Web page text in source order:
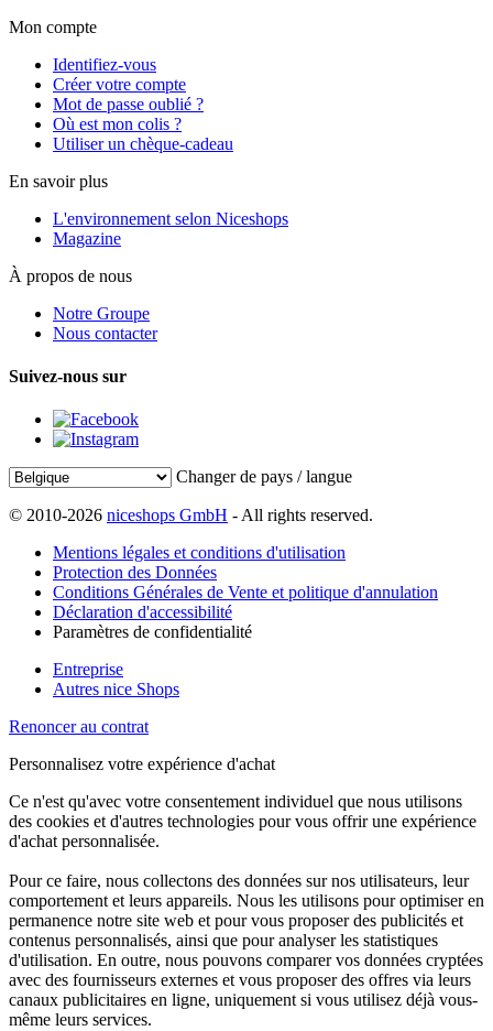
Mon compte
Identifiez-vous
Créer votre compte
Mot de passe oublié ?
Où est mon colis ?
Utiliser un chèque-cadeau
En savoir plus
L'environnement selon Niceshops
Magazine
À propos de nous
Notre Groupe
Nous contacter
Suivez-nous sur
Changer de pays / langue
© 2010-2026 niceshops GmbH - All rights reserved.
Mentions légales et conditions d'utilisation
Protection des Données
Conditions Générales de Vente et politique d'annulation
Déclaration d'accessibilité
Paramètres de confidentialité
Entreprise
Autres nice Shops
Renoncer au contrat
Personnalisez votre expérience d'achat
Ce n'est qu'avec votre consentement individuel que nous utilisons
des cookies et d'autres technologies pour vous offrir une expérience
d'achat personnalisée.
Pour ce faire, nous collectons des données sur nos utilisateurs, leur
comportement et leurs appareils. Nous les utilisons pour optimiser en
permanence notre site web et pour vous proposer des publicités et
contenus personnalisés, ainsi que pour analyser les statistiques
d'utilisation. En outre, nous pouvons comparer vos données cryptées
avec des fournisseurs externes et vous proposer des offres via leurs
canaux publicitaires en ligne, uniquement si vous utilisez déjà vous-
même leurs services.